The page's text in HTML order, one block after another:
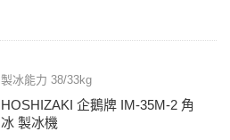
製冰能力 38/33kg
HOSHIZAKI 企鵝牌 IM-35M-2 角
冰 製冰機